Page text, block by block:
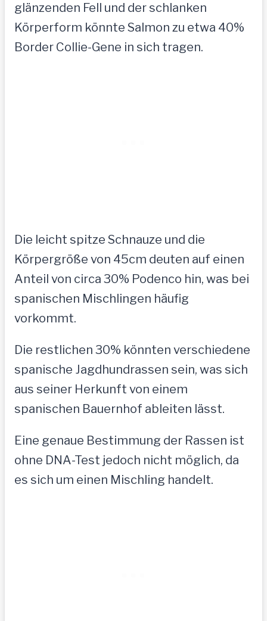
glänzenden Fell und der schlanken
Körperform könnte Salmon zu etwa 40%
Border Collie-Gene in sich tragen.
Die leicht spitze Schnauze und die
Körpergröße von 45cm deuten auf einen
Anteil von circa 30% Podenco hin, was bei
spanischen Mischlingen häufig
vorkommt.
Die restlichen 30% könnten verschiedene
spanische Jagdhundrassen sein, was sich
aus seiner Herkunft von einem
spanischen Bauernhof ableiten lässt.
Eine genaue Bestimmung der Rassen ist
ohne DNA-Test jedoch nicht möglich, da
es sich um einen Mischling handelt.